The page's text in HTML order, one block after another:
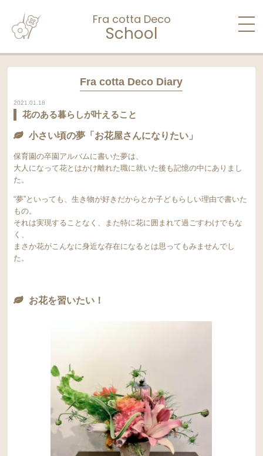
Fra cotta Deco
School
Fra cotta Deco Diary
2021.01.18
花のある暮らしが叶えること
小さい頃の夢 「お花屋さんになりたい」
保育園の卒園アルバムに書いた夢は、
大人になって花とはかけ離れた職に就いた後も記憶の中にありまし
た。
“夢”といっても、生き物が好きだからとか子どもらしい理由で書いた
もの。
それは実現することなく、また特に花に囲まれて過ごすわけでもな
く、
まさか花がこんなに身近な存在になるとは思ってもみませんでし
た。
お花を習いたい！